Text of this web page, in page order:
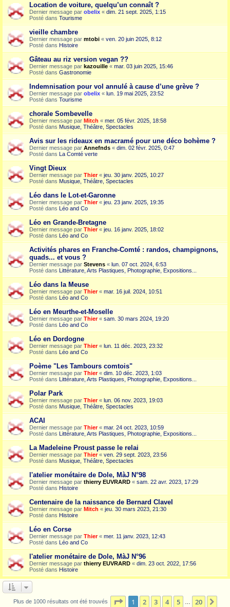
Location de voiture, quelqu’un connaît ?
Dernier message par obelix « dim. 21 sept. 2025, 1:15
Posté dans Tourisme
vieille chambre
Dernier message par mtobi « ven. 20 juin 2025, 8:12
Posté dans Histoire
Gâteau au riz version vegan ??
Dernier message par kazouille « mar. 03 juin 2025, 15:46
Posté dans Gastronomie
Indemnisation pour vol annulé à cause d’une grève ?
Dernier message par obelix « lun. 19 mai 2025, 23:52
Posté dans Tourisme
chorale Sombevelle
Dernier message par Mitch « mer. 05 févr. 2025, 18:58
Posté dans Musique, Théâtre, Spectacles
Avis sur les rideaux en macramé pour une déco bohème ?
Dernier message par Annefnds « dim. 02 févr. 2025, 0:47
Posté dans La Comté verte
Vingt Dieux
Dernier message par Thier« jeu. 30 janv. 2025, 10:27
Posté dans Musique, Théâtre, Spectacles
Léo dans le Lot-et-Garonne
Dernier message par Thier« jeu. 23 janv. 2025, 19:35
Posté dans Léo and Co
Léo en Grande-Bretagne
Dernier message par Thier« jeu. 16 janv. 2025, 18:02
Posté dans Léo and Co
Activités phares en Franche-Comté : randos, champignons,
quads... et vous ?
Dernier message par Stevens « lun. 07 oct. 2024, 6:53
Posté dans Littérature, Arts Plastiques, Photographie, Expositions...
Léo dans la Meuse
Dernier message par Thier« mar. 16 juil. 2024, 10:51
Posté dans Léo and Co
Léo en Meurthe-et-Moselle
Dernier message par Thier« sam. 30 mars 2024, 19:20
Posté dans Léo and Co
Léo en Dordogne
Dernier message par Thier« lun. 11 déc. 2023, 23:32
Posté dans Léo and Co
Poème "Les Tambours comtois"
Dernier message par Thier« dim. 10 déc. 2023, 1:03
Posté dans Littérature, Arts Plastiques, Photographie, Expositions...
Polar Park
Dernier message par Thier« lun. 06 nov. 2023, 19:03
Posté dans Musique, Théâtre, Spectacles
ACAI
Dernier message par Thier« mar. 24 oct. 2023, 10:59
Posté dans Littérature, Arts Plastiques, Photographie, Expositions...
La Madeleine Proust passe le relai
Dernier message par Thier« ven. 29 sept. 2023, 23:56
Posté dans Musique, Théâtre, Spectacles
l'atelier monétaire de Dole, MàJ N°98
Dernier message par thierry EUVRARD « sam. 22 avr. 2023, 17:29
Posté dans Histoire
Centenaire de la naissance de Bernard Clavel
Dernier message par Mitch « jeu. 30 mars 2023, 21:30
Posté dans Histoire
Léo en Corse
Dernier message par Thier« mer. 11 janv. 2023, 12:43
Posté dans Léo and Co
l'atelier monétaire de Dole, MàJ N°96
Dernier message par thierry EUVRARD « dim. 23 oct. 2022, 17:56
Posté dans Histoire
Plus de 1000 résultats ont été trouvés Page 1sur20
1 2 3 4 5 20